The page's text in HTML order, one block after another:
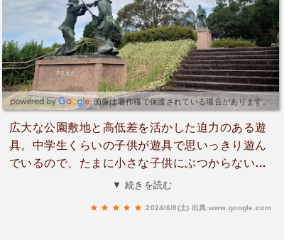
画像は著作権で保護されている場合があります。
広大な公園敷地と高低差を活かした迫力のある遊
具。中学生くらいの子供が遊具で思いっきり遊ん
でいるので、たまに小さな子供にぶつからないか
ひやひやする場面も見受けられる。また、遊具の
▼ 続きを読む
2024/6/8(土) 出典:www.google.com